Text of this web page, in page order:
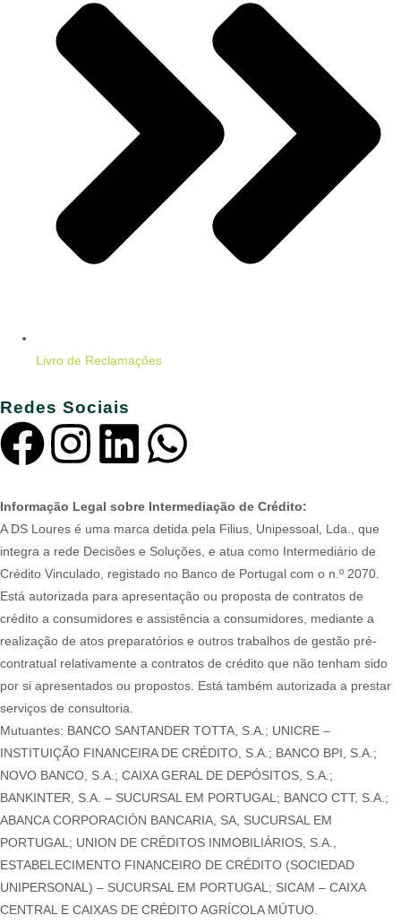
Livro de Reclamações
Redes Sociais
Informação Legal sobre Intermediação de Crédito:
A DS Loures é uma marca detida pela Filius, Unipessoal, Lda., que
integra a rede Decisões e Soluções, e atua como Intermediário de
Crédito Vinculado, registado no Banco de Portugal com o n.º 2070.
Está autorizada para apresentação ou proposta de contratos de
crédito a consumidores e assistência a consumidores, mediante a
realização de atos preparatórios e outros trabalhos de gestão pré-
contratual relativamente a contratos de crédito que não tenham sido
por si apresentados ou propostos. Está também autorizada a prestar
serviços de consultoria.
Mutuantes: BANCO SANTANDER TOTTA, S.A.; UNICRE –
INSTITUIÇÃO FINANCEIRA DE CRÉDITO, S.A.; BANCO BPI, S.A.;
NOVO BANCO, S.A.; CAIXA GERAL DE DEPÓSITOS, S.A.;
BANKINTER, S.A. – SUCURSAL EM PORTUGAL; BANCO CTT, S.A.;
ABANCA CORPORACIÓN BANCARIA, SA, SUCURSAL EM
PORTUGAL; UNION DE CRÉDITOS INMOBILIÁRIOS, S.A.,
ESTABELECIMENTO FINANCEIRO DE CRÉDITO (SOCIEDAD
UNIPERSONAL) – SUCURSAL EM PORTUGAL; SICAM – CAIXA
CENTRAL E CAIXAS DE CRÉDITO AGRÍCOLA MÚTUO.